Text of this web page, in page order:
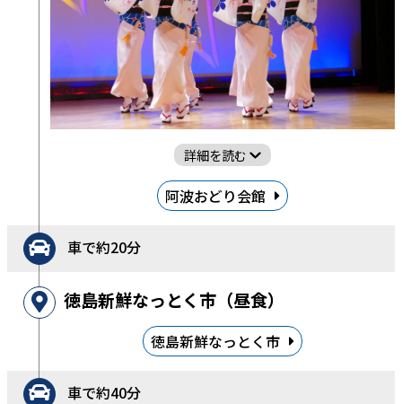
詳細を読む
阿波おどり会館
車で約20分
徳島新鮮なっとく市（昼食）
徳島新鮮なっとく市
車で約40分